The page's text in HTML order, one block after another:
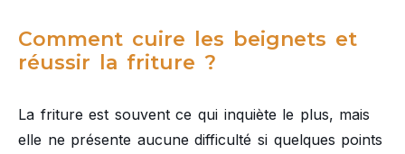
Comment cuire les beignets et
réussir la friture ?
La friture est souvent ce qui inquiète le plus, mais
elle ne présente aucune difficulté si quelques points